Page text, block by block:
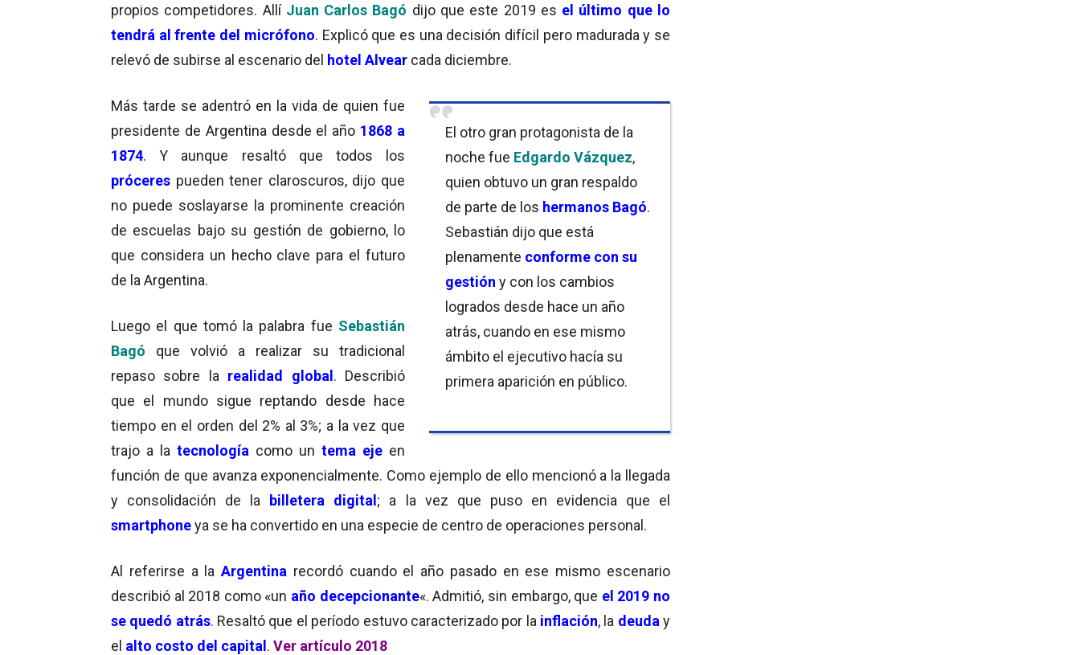
propios competidores. Allí Juan Carlos Bagó dijo que este 2019 es el último que lo
tendrá al frente del micrófono. Explicó que es una decisión difícil pero madurada y se
relevó de subirse al escenario del hotel Alvear cada diciembre.
El otro gran protagonista de la
noche fue Edgardo Vázquez,
quien obtuvo un gran respaldo
de parte de los hermanos Bagó.
Sebastián dijo que está
plenamente conforme con su
gestión y con los cambios
logrados desde hace un año
atrás, cuando en ese mismo
ámbito el ejecutivo hacía su
primera aparición en público.
Más tarde se adentró en la vida de quien fue
presidente de Argentina desde el año 1868 a
1874. Y aunque resaltó que todos los
próceres pueden tener claroscuros, dijo que
no puede soslayarse la prominente creación
de escuelas bajo su gestión de gobierno, lo
que considera un hecho clave para el futuro
de la Argentina.
Luego el que tomó la palabra fue Sebastián
Bagó que volvió a realizar su tradicional
repaso sobre la realidad global. Describió
que el mundo sigue reptando desde hace
tiempo en el orden del 2% al 3%; a la vez que
trajo a la tecnología como un tema eje en
función de que avanza exponencialmente. Como ejemplo de ello mencionó a la llegada
y consolidación de la billetera digital; a la vez que puso en evidencia que el
smartphoneya se ha convertido en una especie de centro de operaciones personal.
Al referirse a laArgentina recordó cuando el año pasado en ese mismo escenario
describió al 2018 como «un año decepcionante«. Admitió, sin embargo, que el 2019 no
se quedó atrás. Resaltó que el período estuvo caracterizado por la inflación, la deuda y
el alto costo del capital. Ver artículo 2018